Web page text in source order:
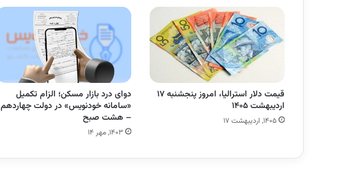
قیمت دلار استرالیا، امروز پنجشنبه ۱۷
اردیبهشت ۱۴۰۵
۱۴۰۵, اردیبهشت ۱۷
دوای درد بازار مسکن؛ الزام تکمیل
«سامانه خودنویس» در دولت چهاردهم
– هشت صبح
۱۴۰۳, مهر ۱۴